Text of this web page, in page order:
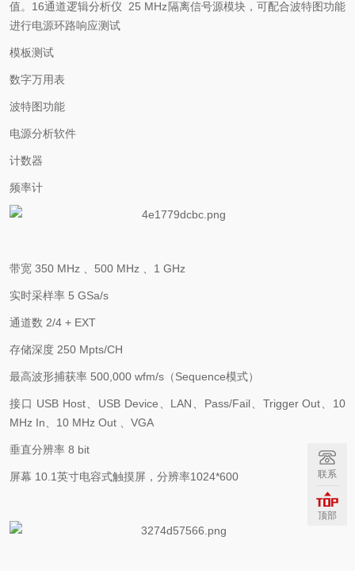
值。 16通道逻辑分析仪 25 MHz 隔离信号源模块，可配合波特图功能
进行电源环路响应测试
模板测试
数字万用表
波特图功能
电源分析软件
计数器
频率计
带宽 350 MHz 500 MHz 1 GHz
实时采样率 5 GSa/s
通道数 2/4 + EXT
存储深度 250 Mpts/CH
最高波形捕获率 500,000 wfm/s （Sequence模式）
接口 USB Host USB Device LAN Pass/Fail、 Trigger Out
10
MHz In
10 MHz Out VGA
垂直分辨率 8 bit
屏幕 10.1英寸电容式触摸屏，分辨率1024*600 联系
顶部